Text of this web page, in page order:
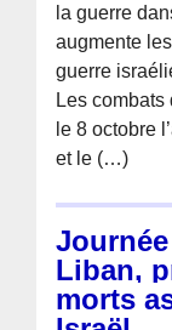
la guerre
augmente
guerre
Les
le 8 octobre
et le (…)
Liban,
morts